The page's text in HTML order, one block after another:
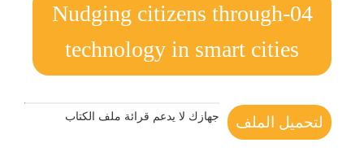
04-Nudging citizens through
technology in smart cities
لتحميل الملف جهازك لا يدعم قرائة ملف الكتاب